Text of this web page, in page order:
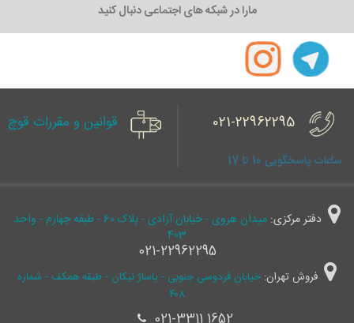
مارا در شبکه های اجتماعی دنبال کنید
021-22962295
ساعات پاسخگویی 10 تا 17
قوانین و مقررات قوچ
دفتر مرکزی:
میدان هروی - خیابان آزادی - پلاک 60 - طبقه چهارم - واحد
403
021-22962295
فروش تهران: خیابان فردوسی جنوبی - پاساژ نیکان - طبقه همکف - شماره
۴۰۸